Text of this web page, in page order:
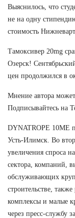
Выяснилось, что
не на одну
стоимость
Тамоксивер 20mg
Озерск!
цен продолжился в
Мнение автора
Подписывайтесь на
DYNATROPE 10ME
Усть-Илимск. Во
увеличения спроса
сектора, компаний,
обслуживающих
строительстве,
комплексы и малые
через пресс-службу